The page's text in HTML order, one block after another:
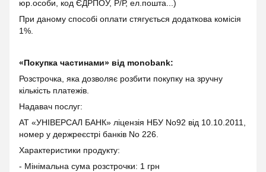
юр.особи, код ЄДРПОУ, Р/Р, ел.пошта...)
При даному способі оплати стягується додаткова комісія
1%.
«Покупка частинами» від monobank:
Розстрочка, яка дозволяє розбити покупку на зручну
кількість платежів.
Надавач послуг:
АТ «УНІВЕРСАЛ БАНК» ліцензія НБУ No92 від 10.10.2011,
номер у держреєстрі банків No 226.
Характеристики продукту:
- Мінімальна сума розстрочки: 1 грн